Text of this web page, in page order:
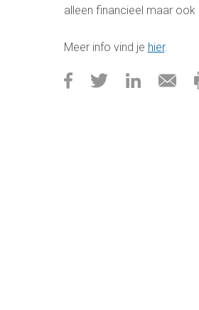
alleen financieel maar
Meer info vind je hier.